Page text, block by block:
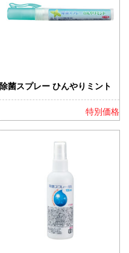
除菌スプレー ひんやりミント
特別価格